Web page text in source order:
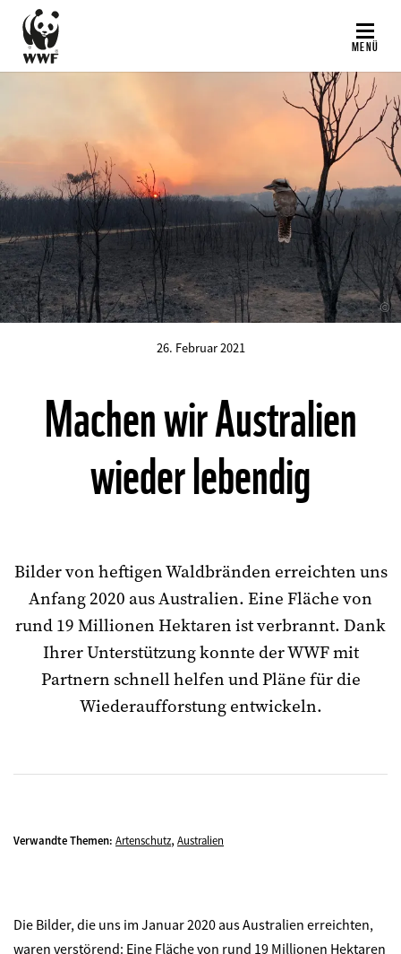
Direkt
zum
Inhalt
MENÜ
©
26. Februar 2021
Machen wir Australien
wieder lebendig
Bilder von heftigen Waldbränden erreichten uns
Anfang 2020 aus Australien. Eine Fläche von
rund 19 Millionen Hektaren ist verbrannt. Dank
Ihrer Unterstützung konnte der WWF mit
Partnern schnell helfen und Pläne für die
Wiederaufforstung entwickeln.
Verwandte Themen: Artenschutz, Australien
Die Bilder, die uns im Januar 2020 aus Australien erreichten,
waren verstörend: Eine Fläche von rund 19 Millionen Hektaren